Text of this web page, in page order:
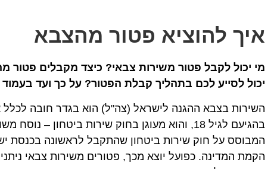
איך להוציא פטור מהצבא
מי יכול לקבל פטור משירות צבאי? כיצד מקבלים פטור
יכול לסייע לכם בתהליך קבלת הפטור? על כך ועד
השירות בצבא ההגנה לישראל (צה"ל) הוא בגדר חובה לכלל
המבוסס על חוק שירות ביטחון שהתקבל לראשונה בכנסת
הקמת המדינה. כפועל יוצא מכך, פטורים משירות צבאי